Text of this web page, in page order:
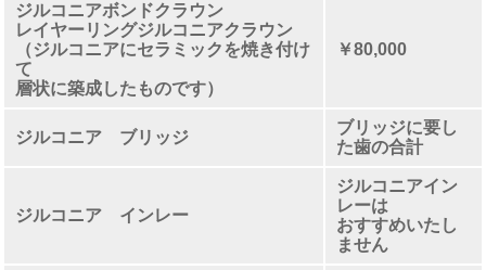
ジルコニアボンドクラウン
レイヤーリングジルコニアクラウン
（ジルコニアにセラミックを焼き付け
て
層状に築成したものです）
￥80,000
ジルコニア ブリッジ
ブリッジに要し
た歯の合計
ジルコニア インレー
ジルコニアイン
レーは
おすすめいたし
ません